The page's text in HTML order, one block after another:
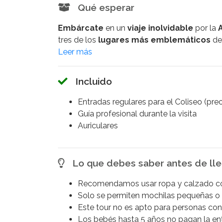
Qué esperar
Embárcate en un viaje inolvidable por la
tres de los lugares más emblemáticos
comenzando por el
—también
espectadoresque presenciabanluchas
animales ,naumaquias, ejecuciones
monumento, reconocido como una de las
Después de admirar la grandeza del Coliseo
1000 a.C., ofrece unasvistas
Máximo, el mayor estadio de la
Por último, el tour concluirá en elForo
Incluido
Entradas regulares para el Coliseo
Guía profesional durante la visita
Auriculares
Lo que debes saber antes de
Recomendamos usar ropa y calzado
Solo se permiten mochilas pequeñas
Este tour no es apto para personas
Los bebés hasta 5 años no pagan la